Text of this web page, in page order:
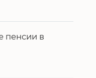
пенсии в